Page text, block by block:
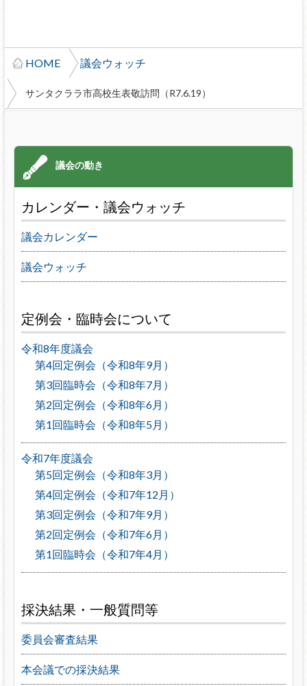
HOME 議会ウォッチ
サンタクララ市高校生表敬訪問（R7.6.19）
カレンダー・議会ウォッチ
議会カレンダー
議会ウォッチ
定例会・臨時会について
令和8年度議会
第4回定例会（令和8年9月）
第3回臨時会（令和8年7月）
第2回定例会（令和8年6月）
第1回臨時会（令和8年5月）
令和7年度議会
第5回定例会（令和8年3月）
第4回定例会（令和7年12月）
第3回定例会（令和7年9月）
第2回定例会（令和7年6月）
第1回臨時会（令和7年4月）
採決結果・一般質問等
委員会審査結果
本会議での採決結果